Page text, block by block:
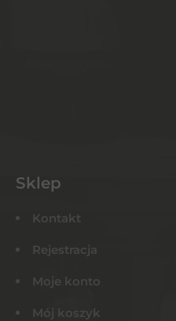
Sklep
Kontakt
Rejestracja
Moje konto
Mój koszyk